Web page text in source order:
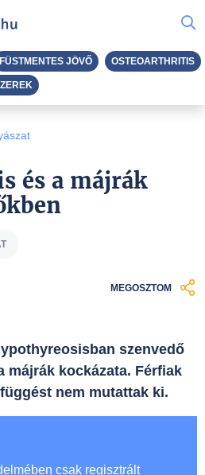
és a májrák
MEGOSZTOM
szenvedő
májrák kockázata. Férfiak
nem mutattak ki.
csak regisztrált
FÜSTMENTES JÖVŐ OSTEOARTHRITIS